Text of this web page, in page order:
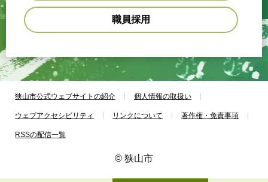
職員採用
狭山市公式ウェブサイトの紹介 個人情報の取扱い
ウェブアクセシビリティ リンクについて 著作権・免責事項
RSSの配信一覧
© 狭山市